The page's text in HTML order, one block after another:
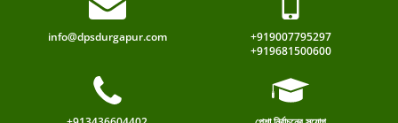
info@dpsdurgapur.com
+919007795297
+919681500600